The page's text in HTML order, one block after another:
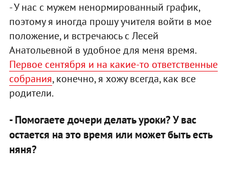
- У нас с мужем ненормированный график,
поэтому я иногда прошу учителя войти в мое
положение, и встречаюсь с Лесей
Анатольевной в удобное для меня время.
Первое сентября и на какие-то ответственные
собрания, конечно, я хожу всегда, как все
родители.
- Помогаете дочери делать уроки? У вас
остается на это время или может быть есть
няня?